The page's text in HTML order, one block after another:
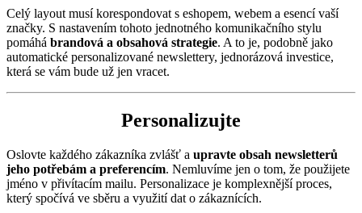
Celý layout musí korespondovat s eshopem, webem a esencí vaší
značky. S nastavením tohoto jednotného komunikačního stylu
pomáhá brandová a obsahová strategie. A to je, podobně jako
automatické personalizované newslettery, jednorázová investice,
která se vám bude už jen vracet.
Personalizujte
Oslovte každého zákazníka zvlášť a upravte obsah newsletterů
jeho potřebám a preferencím. Nemluvíme jen o tom, že použijete
jméno v přivítacím mailu. Personalizace je komplexnější proces,
který spočívá ve sběru a využití dat o zákaznících.